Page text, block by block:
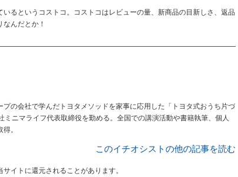
るというコストコ。コストコはレビューの量、新商品の目新しさ、返品
んだとか！
の会社で学んだトヨタメソッドを家事に応用した「トヨタ式おうち片づ
ミニマライフ代表取締役を勤める。全国での講演活動や書籍執筆、個人
。
このイチオシストの他の記事を読む
イトに還元されることがあります。